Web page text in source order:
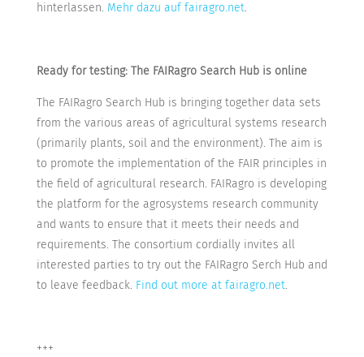
hinterlassen. Mehr dazu auf fairagro.net.
Ready for testing: The FAIRagro Search Hub is online
The FAIRagro Search Hub is bringing together data sets
from the various areas of agricultural systems research
(primarily plants, soil and the environment). The aim is
to promote the implementation of the FAIR principles in
the field of agricultural research. FAIRagro is developing
the platform for the agrosystems research community
and wants to ensure that it meets their needs and
requirements. The consortium cordially invites all
interested parties to try out the FAIRagro Serch Hub and
to leave feedback. Find out more at fairagro.net.
+++